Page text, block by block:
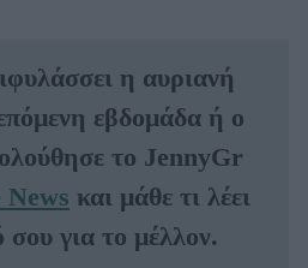
η αυριανή
εβδομάδα ή ο
το JennyGr
News και μάθε τι λέει
σου για το μέλλον.